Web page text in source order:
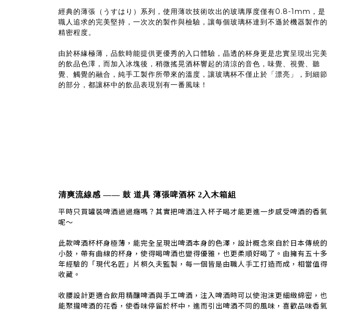
經典的薄張（うすはり）系列，使用薄吹技術吹出的玻璃厚度僅有0.8-1mm，是
職人追求的完美堅持，一次次的製作與檢驗，讓每個玻璃杯達到不遜於機器製作的
精密程度。
由於杯緣極薄，品飲時能提供更優秀的入口體驗，晶透的杯身更是忠實呈現出完美
的飲品色澤，而加入冰塊後，稍微搖晃酒杯響起的清涼的音色，味覺、視覺、聽
覺、觸覺的融合，純手工製作所帶來的溫度，讓玻璃杯不僅止於「漂亮」，到細節
的部分，都讓杯中的飲品表現別有一番風味！
清爽流線感 —— 鼓 道具 薄張啤酒杯 2入木箱組
平時只買罐裝啤酒過過癮嗎？其實把啤酒注入杯子喝才能更進一步感受啤酒的香氣
呢～
此款啤酒杯杯身極薄，能完全呈現出啤酒本身的色澤，設計概念來自於日本傳統的
小鼓，帶有曲線的杯身，使得喝啤酒也變得優雅，也更柔順好喝了。由擁有五十多
年經驗的「現代名匠」片桐久夫監製，每一個皆是由職人手工打造而成，相當值得
收藏。
收腰設計更適合飲用精釀啤酒與手工啤酒，注入啤酒時可以使泡沫更細緻綿密，也
能聚攏啤酒的花香，使香味停留於杯中，進而引出啤酒不同的風味，喜歡品味香氣